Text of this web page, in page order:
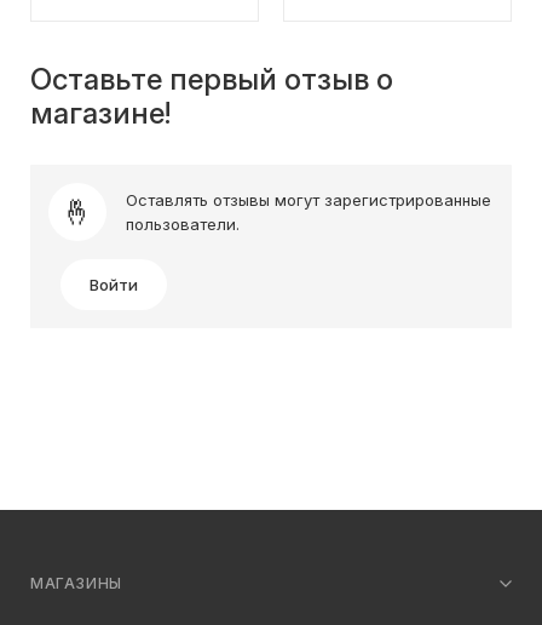
Оставьте первый отзыв о
магазине!
Оставлять отзывы могут зарегистрированные
пользователи.
Войти
МАГАЗИНЫ